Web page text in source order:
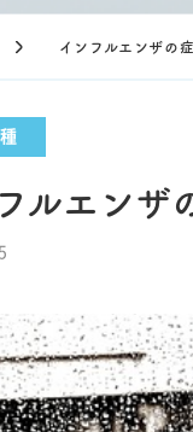
インフルエンザの
ルエンザ